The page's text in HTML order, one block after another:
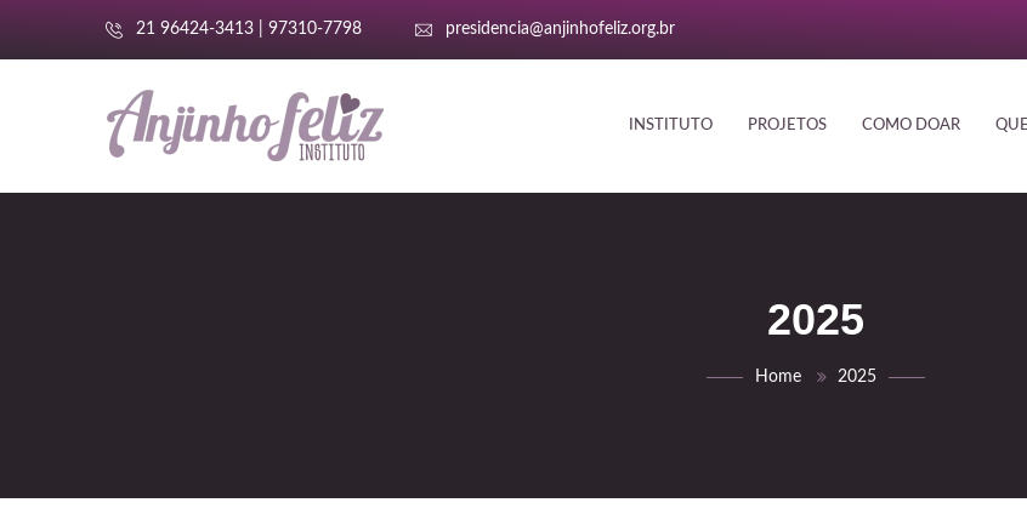
21 96424-3413 | 97310-7798 presidencia@anjinhofeliz.org.br
INSTITUTO PROJETOS COMO DOAR
2025
Home 2025